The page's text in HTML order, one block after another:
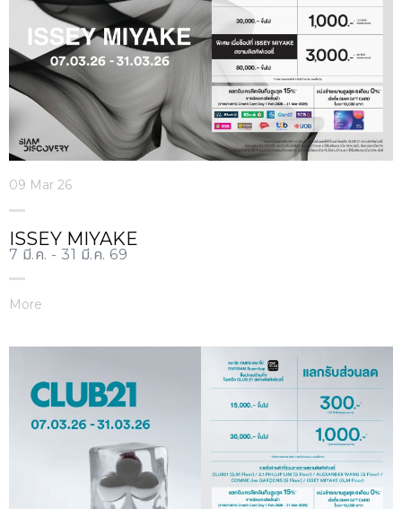
09 Mar 26
ISSEY MIYAKE
7 มี.ค. - 31 มี.ค. 69
More